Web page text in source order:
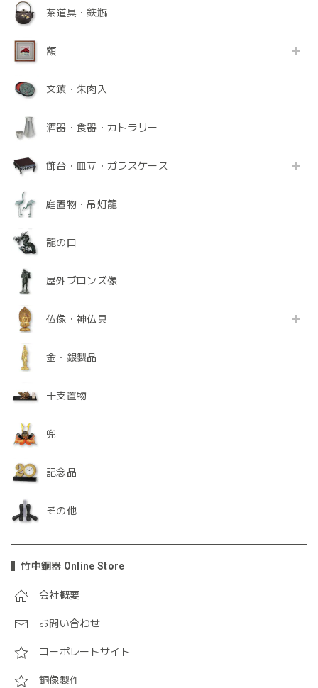
茶道具・鉄瓶
額
文鎮・朱肉入
酒器・食器・カトラリー
飾台・皿立・ガラスケース
庭置物・吊灯籠
龍の口
屋外ブロンズ像
仏像・神仏具
金・銀製品
干支置物
兜
記念品
その他
竹中銅器 Online Store
会社概要
お問い合わせ
コーポレートサイト
銅像製作